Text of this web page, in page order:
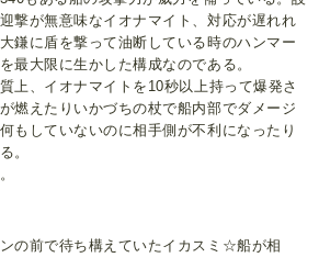
撃が無意味なイオナマイト、対応が遅れれ
鎌に盾を撃って油断している時のハンマー
最大限に生かした構成なのである。
上、イオナマイトを10秒以上持って爆発さ
燃えたりいかづちの杖で船内部でダメージ
もしていないのに相手側が不利になったり
。
の前で待ち構えていたイカスミ☆船が相